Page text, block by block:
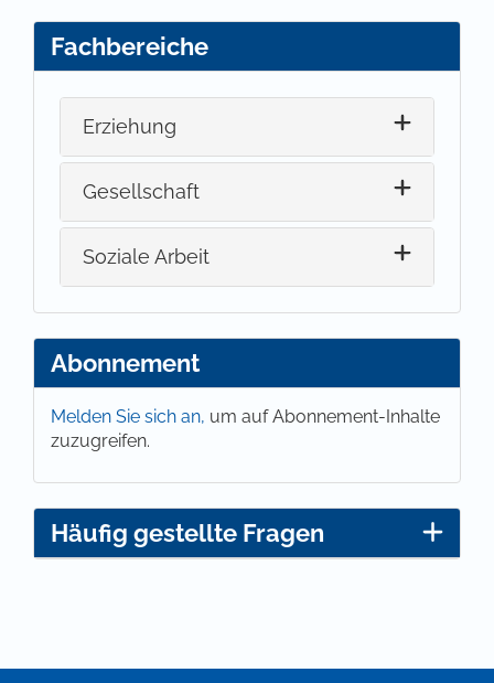
Fachbereiche
Erziehung
Gesellschaft
Soziale Arbeit
Abonnement
Melden Sie sich an, um auf Abonnement-Inhalte
zuzugreifen.
Häufig gestellte Fragen